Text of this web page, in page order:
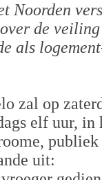
Noorden
de
als
zal op
elf uur,
uit: